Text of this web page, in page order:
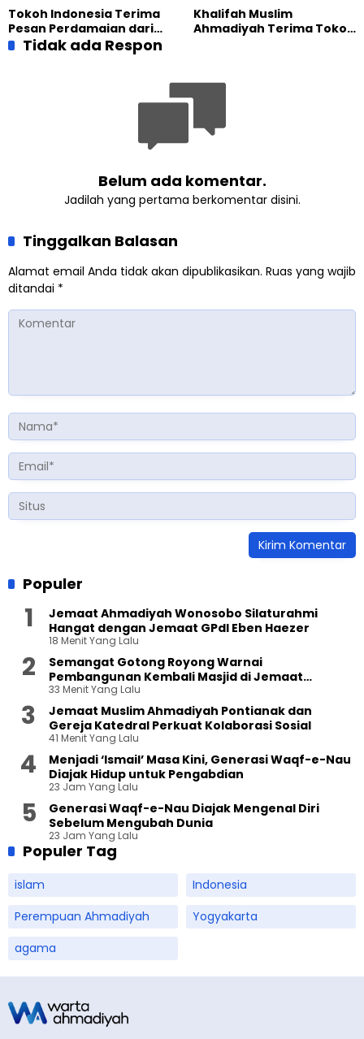
yang Militan Masa Depan
Tokoh Indonesia Terima
Pesan Perdamaian dari
Khalifah Muslim
Khalifah Muslim
Ahmadiyah Terima Tokoh
Tidak ada Respon
Belum ada komentar.
Jadilah yang pertama berkomentar disini.
Tinggalkan Balasan
Alamat email Anda tidak akan dipublikasikan. Ruas yang wajib
ditandai *
Populer
Jemaat Ahmadiyah Wonosobo Silaturahmi
Hangat dengan Jemaat GPdI Eben Haezer
18 Menit Yang Lalu
Semangat Gotong Royong Warnai
Pembangunan Kembali Masjid di Jemaat
Ahmadiyah Sukapura
33 Menit Yang Lalu
Jemaat Muslim Ahmadiyah Pontianak dan
Gereja Katedral Perkuat Kolaborasi Sosial
41 Menit Yang Lalu
Menjadi ‘Ismail’ Masa Kini, Generasi Waqf-e-Nau
Diajak Hidup untuk Pengabdian
23 Jam Yang Lalu
Generasi Waqf-e-Nau Diajak Mengenal Diri
Sebelum Mengubah Dunia
23 Jam Yang Lalu
Populer Tag
islam
Indonesia
Perempuan Ahmadiyah
Yogyakarta
agama